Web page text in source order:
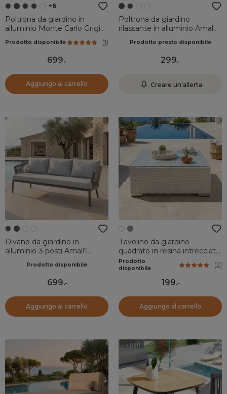
+6
Poltrona da giardino in
alluminio Monte Carlo Grigio
Prodotto disponibile (1)
699.-
Aggiungo al carrello
Poltrona da giardino
rilassante in alluminio Amalfi
Prodotto presto disponibile
299.-
Creare un'allerta
Divano da giardino in
alluminio 3 posti Amalfi
Prodotto disponibile
699.-
Aggiungo al carrello
Tavolino da giardino
quadrato in resina intrecciata
Palma Bianco
Prodotto
disponibile
(2)
199.-
Aggiungo al carrello